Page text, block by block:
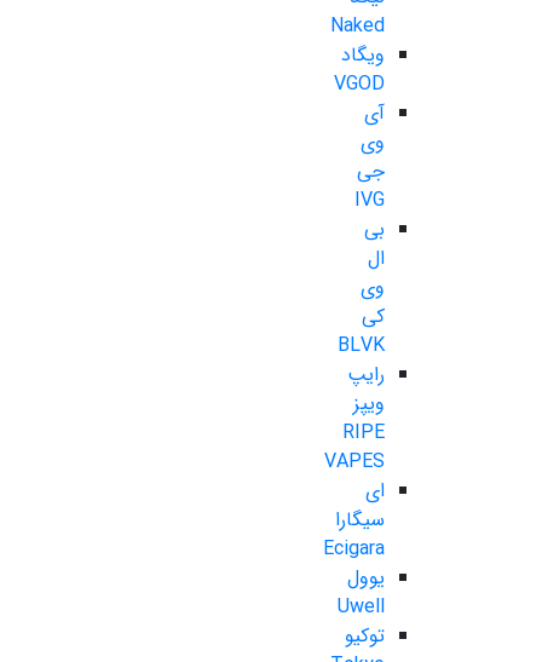
Naked
ویگاد
VGOD
آی
وی
جی
IVG
بی
ال
وی
کی
BLVK
رایپ
ویپز
RIPE
VAPES
ای
سیگارا
Ecigara
یوول
Uwell
توکیو